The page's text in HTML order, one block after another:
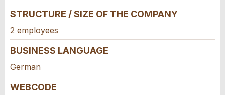
WRITE MESSAGE
Close
Phone *:
Message:
* Mandatory field
STRUCTURE / SIZE OF THE COMPANY
2 employees
BUSINESS LANGUAGE
German
WEBCODE